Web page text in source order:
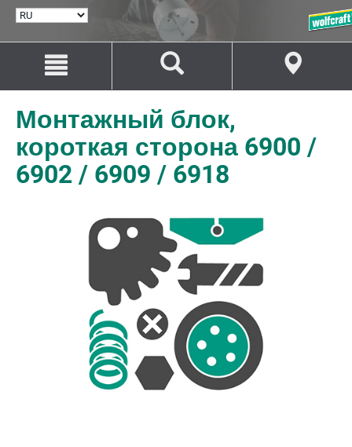
ВЫБРАТЬ
Перейти
содержанию
Перейти
навигации
Монтажный блок,
короткая сторона 6900 /
6902 / 6909 / 6918